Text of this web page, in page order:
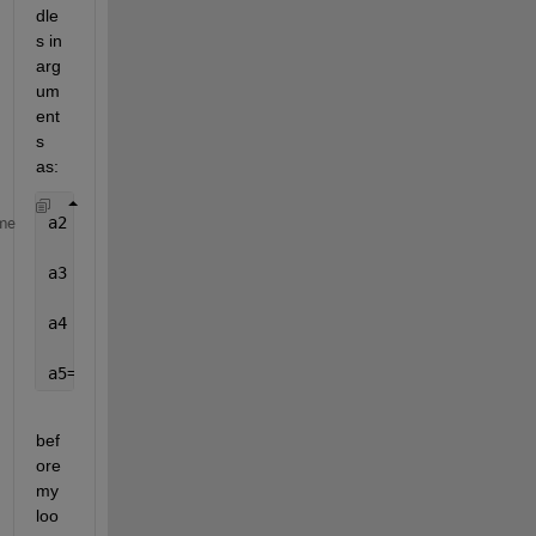
dle
s in
arg
um
ent
s
as:
a2 = axes(handles.axes2);
a3 = axes(handles.axes3);
a4 = axes(handles.axes4);
a5= axes(handles.axes5);
bef
ore
my
loo